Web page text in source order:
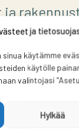
ja
sinua käytämme
käytölle
valintojasi
Hylkää
ja-